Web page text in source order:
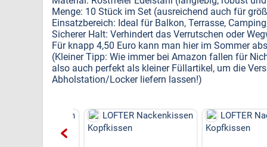
Menge: 10 Stück im Set (ausreichend auch für
Einsatzbereich: Ideal für Balkon, Terrasse,
Sicherer Halt: Verhindert das Verrutschen oder
Für knapp 4,50 Euro kann man hier im Sommer
(Kleiner Tipp: Wie immer bei Amazon fallen für
also auch perfekt als kleiner Füllartikel, um die
Abholstation/Locker liefern lassen!)
LOFTER Nackenkissen
Kopfkissen
LOFTER
Kopfkissen